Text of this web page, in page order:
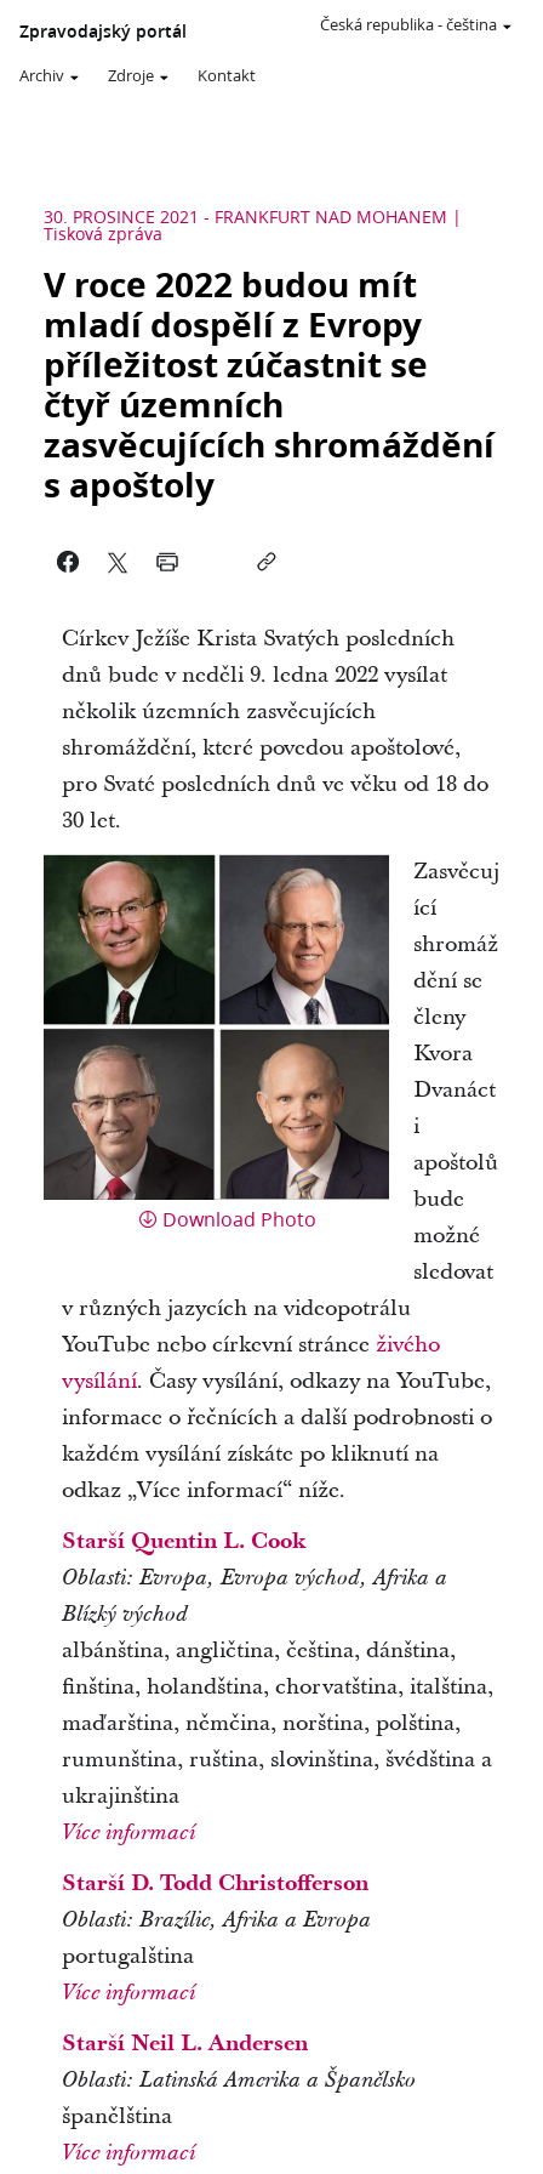
Zpravodajský portál
Archiv Zdroje Kontakt
Česká republika-čeština
30. PROSINCE 2021 - FRANKFURT NAD MOHANEM
Tisková zpráva
V roce 2022 budou mít
mladí dospělí z Evropy
příležitost zúčastnit se
čtyř územních
zasvěcujících shromáždění
s apoštoly
Církev Ježíše Krista Svatých posledních
dnů bude v neděli 9. ledna 2022 vysílat
několik územních zasvěcujících
shromáždění, které povedou apoštolové,
pro Svaté posledních dnů ve věku od 18 do
30 let.
Download Photo
Zasvěcuj
ící
shromáž
dění se
členy
Kvora
Dvanáct
i
apoštolů
bude
možné
sledovat
v různých jazycích na videopotrálu
YouTube nebo církevní stránce živého
vysílání. Časy vysílání, odkazy na YouTube,
informace o řečnících a další podrobnosti o
každém vysílání získáte po kliknutí na
odkaz „Více informací“ níže.
Starší Quentin L. Cook
Oblasti:Evropa, Evropa východ, Afrika a
Blízký východ
albánština, angličtina, čeština, dánština,
finština, holandština, chorvatština, italština,
maďarština, němčina, norština, polština,
rumunština, ruština, slovinština, švédština a
ukrajinština
Více informací
Starší D. Todd Christofferson
Oblasti:Brazílie, Afrika a Evropa
portugalština
Více informací
Starší Neil L. Andersen
Oblasti:Latinská Amerika a Španělsko
španělština
Více informací